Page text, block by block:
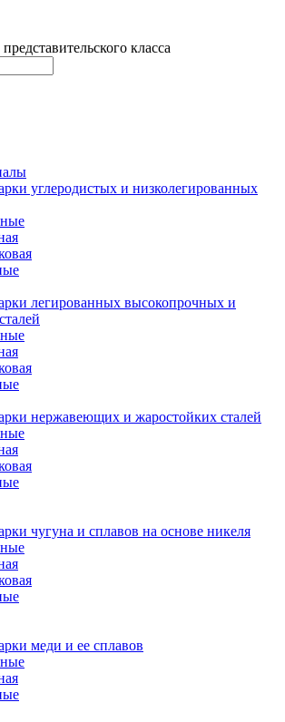
класса
углеродистых и низколегированных
легированных высокопрочных и
нержавеющих и жаростойких сталей
чугуна и сплавов на основе никеля
меди и ее сплавов